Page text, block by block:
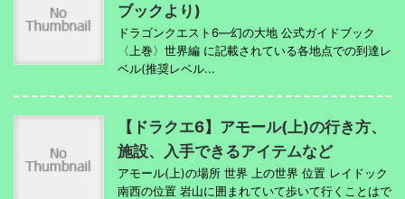
ブックより)
ドラゴンクエスト6―幻の大地 公式ガイドブック
〈上巻〉世界編 に記載されている各地点での到達レ
ベル(推奨レベル...
【ドラクエ6】アモール(上)の行き方、
施設、入手できるアイテムなど
アモール(上)の場所 世界 上の世界 位置 レイドック
南西の位置 岩山に囲まれていて歩いて行くことはで